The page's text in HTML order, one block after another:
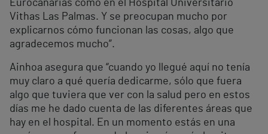
Eurocanarias como en el Hospital Universitario
Vithas Las Palmas. Y se preocupan mucho por
explicarnos cómo funcionan las cosas, algo que
agradecemos mucho”.
Ainhoa asegura que “cuando yo llegué aquí no tenía
muy claro a qué quería dedicarme, sólo que fuera
algo que tuviera que ver con la salud pero en estos
días me he dado cuenta de las diferentes áreas que
hay en el hospital. En un momento estás en una